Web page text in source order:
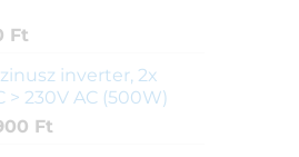
FtCurrent
is:
3
890 Ft.
inverter, 2x
> 230V AC (500W)
FtCurrent